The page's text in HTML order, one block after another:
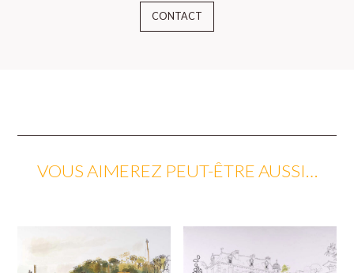
CONTACT
VOUS AIMEREZ PEUT-ÊTRE AUSSI…